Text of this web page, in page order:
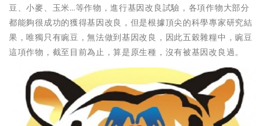
豆、小麥、玉米…等作物，進行基因改良試驗，各項作物大部分
都能夠很成功的獲得基因改良，但是根據頂尖的科學專家研究結
果，唯獨只有豌豆，無法做到基因改良，因此五穀雜糧中，豌豆
這項作物，截至目前為止，算是原生種，沒有被基因改良過。